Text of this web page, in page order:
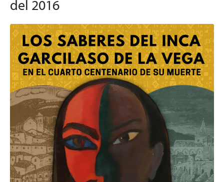
del 2016